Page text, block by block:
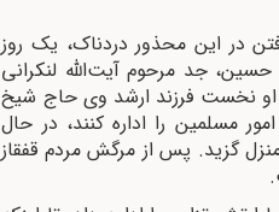
در این محذور دردناک، یک روز
جد مرحوم آیت‌اللّه‌ لنکرانى
نخست فرزند ارشد وى حاج شیخ
مسلمین را اداره کنند، در حال
گزید. پس از مرگش مردم قفقاز